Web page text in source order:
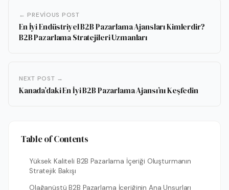
← PREVIOUS POST
En İyi Endüstriyel B2B Pazarlama Ajansları Kimlerdir?
B2B Pazarlama Stratejileri Uzmanları
NEXT POST →
Kanada’daki En İyi B2B Pazarlama Ajansı’nı Keşfedin
Table of Contents
Yüksek Kaliteli B2B Pazarlama İçeriği Oluşturmanın
Stratejik Bakışı
Olağanüstü B2B Pazarlama İçeriğinin Ana Unsurları